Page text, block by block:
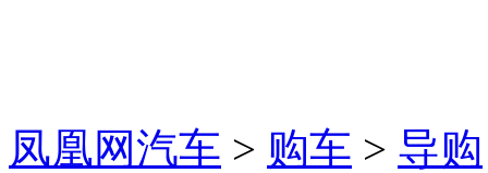
凤凰网汽车 > 购车 > 导购